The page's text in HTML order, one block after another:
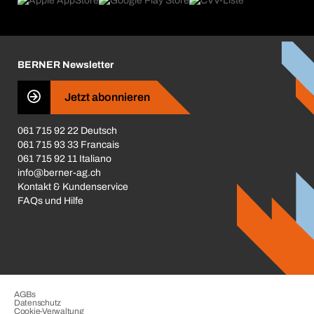
Business Conduct
BERNER Newsletter
Jetzt abonnieren
061 715 92 22 Deutsch
061 715 93 33 Francais
061 715 92 11 Italiano
info@berner-ag.ch
Kontakt & Kundenservice
FAQs und Hilfe
AGBs
Datenschutz
Cookie-Verwaltung